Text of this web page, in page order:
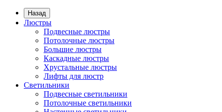
Назад
Люстры
Подвесные люстры
Потолочные люстры
Большие люстры
Каскадные люстры
Хрустальные люстры
Лифты для люстр
Светильники
Подвесные светильники
Потолочные светильники